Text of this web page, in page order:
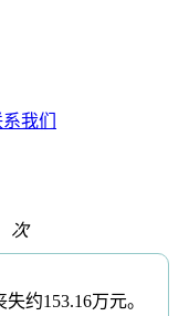
我们
次
约153.16万元。